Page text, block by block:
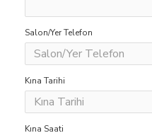
Salon/Yer Telefon
Kına Tarihi
Kına Saati